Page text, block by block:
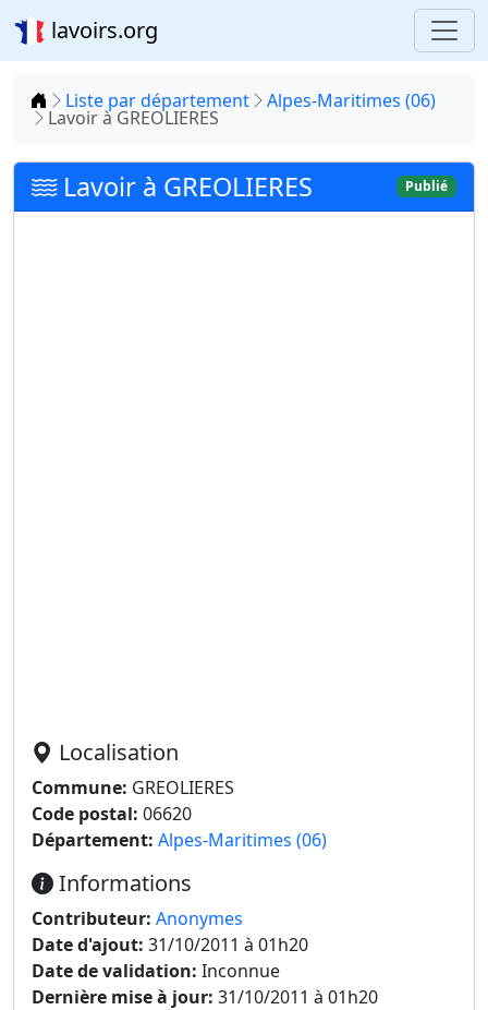
lavoirs.org
Accueil
Liste par département Alpes-Maritimes (06)
Lavoir à GREOLIERES
Lavoir à GREOLIERES Publié
Localisation
Commune: GREOLIERES
Code postal: 06620
Département: Alpes-Maritimes (06)
Informations
Contributeur: Anonymes
Date d'ajout: 31/10/2011 à 01h20
Date de validation: Inconnue
Dernière mise à jour: 31/10/2011 à 01h20